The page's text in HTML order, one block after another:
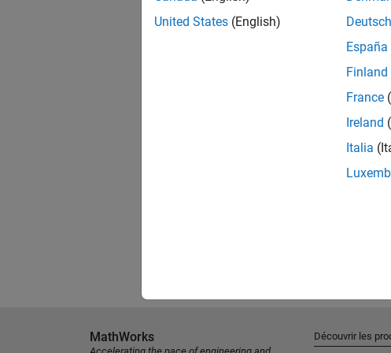
United States (English)
España
Finland
France
Ireland
Italia
MathWorks Découvrir les